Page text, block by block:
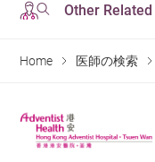
Other
Home 医師の検索